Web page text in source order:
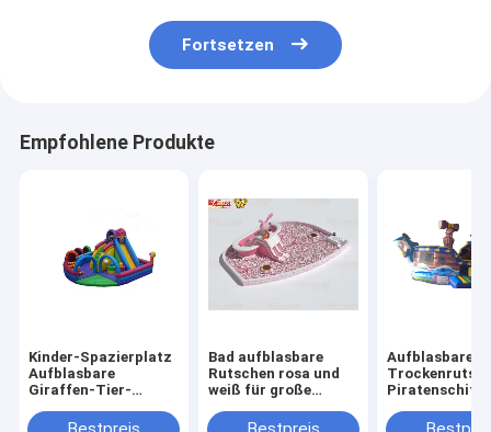
Fortsetzen
Empfohlene Produkte
Kinder-Spazierplatz
Aufblasbare
Giraffen-Tier-
Bad aufblasbare
Rutschen rosa und
weiß für große
Aufblasbare
Piratenschiffe